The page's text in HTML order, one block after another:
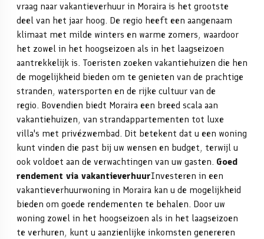
vraag naar vakantieverhuur in Moraira is het grootste
deel van het jaar hoog. De regio heeft een aangenaam
klimaat met milde winters en warme zomers, waardoor
het zowel in het hoogseizoen als in het laagseizoen
aantrekkelijk is. Toeristen zoeken vakantiehuizen die hen
de mogelijkheid bieden om te genieten van de prachtige
stranden, watersporten en de rijke cultuur van de
regio. Bovendien biedt Moraira een breed scala aan
vakantiehuizen, van strandappartementen tot luxe
villa's met privézwembad. Dit betekent dat u een woning
kunt vinden die past bij uw wensen en budget, terwijl u
ook voldoet aan de verwachtingen van uw gasten. Goed
rendement via vakantieverhuurInvesteren in een
vakantieverhuurwoning in Moraira kan u de mogelijkheid
bieden om goede rendementen te behalen. Door uw
woning zowel in het hoogseizoen als in het laagseizoen
te verhuren, kunt u aanzienlijke inkomsten genereren